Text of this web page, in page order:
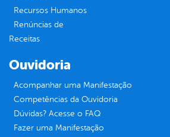
Recursos Humanos
Renúncias de
Receitas
Ouvidoria
Acompanhar uma Manifestação
Competências da Ouvidoria
Dúvidas? Acesse o FAQ
Fazer uma Manifestação